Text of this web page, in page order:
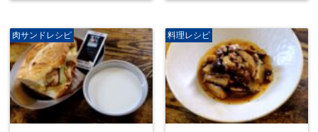
肉サンドレシピ 料理レシピ